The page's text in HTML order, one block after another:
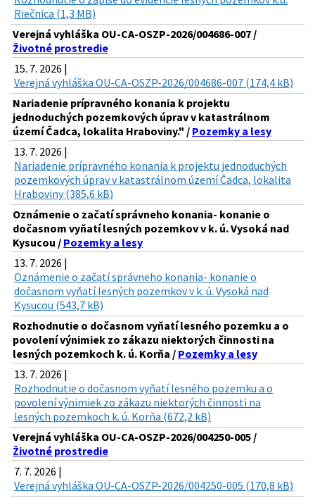
Riečnica (1,3 MB)
Verejná vyhláška OU-CA-OSZP-2026/004686-007 /
Životné prostredie
15. 7. 2026 |
Verejná vyhláška OU-CA-OSZP-2026/004686-007 (174,4 kB)
Nariadenie prípravného konania k projektu
jednoduchých pozemkových úprav v katastrálnom
území Čadca, lokalita Hraboviny." / Pozemky a lesy
13. 7. 2026 |
Nariadenie prípravného konania k projektu jednoduchých
pozemkových úprav v katastrálnom území Čadca, lokalita
Hraboviny (385,6 kB)
Oznámenie o začatí správneho konania- konanie o
dočasnom vyňatí lesných pozemkov v k. ú. Vysoká nad
Kysucou / Pozemky a lesy
13. 7. 2026 |
Oznámenie o začatí správneho konania- konanie o
dočasnom vyňatí lesných pozemkov v k. ú. Vysoká nad
Kysucou (543,7 kB)
Rozhodnutie o dočasnom vyňatí lesného pozemku a o
povolení výnimiek zo zákazu niektorých činnosti na
lesných pozemkoch k. ú. Korňa / Pozemky a lesy
13. 7. 2026 |
Rozhodnutie o dočasnom vyňatí lesného pozemku a o
povolení výnimiek zo zákazu niektorých činnosti na
lesných pozemkoch k. ú. Korňa (672,2 kB)
Verejná vyhláška OU-CA-OSZP-2026/004250-005 /
Životné prostredie
7. 7. 2026 |
Verejná vyhláška OU-CA-OSZP-2026/004250-005 (170,8 kB)